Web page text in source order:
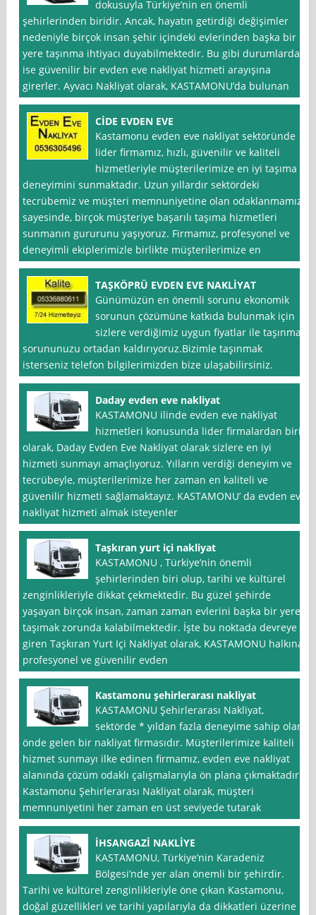
dokusuyla Türkiye’nin en önemli
şehirlerinden biridir. Ancak, hayatın getirdiği değişimler
nedeniyle birçok insan şehir içindeki evlerinden başka bir
yere taşınma ihtiyacı duyabilmektedir. Bu gibi durumlarda
ise güvenilir bir evden eve nakliyat hizmeti arayışına
girerler. Ayvacı Nakliyat olarak, KASTAMONU’da bulunan
CİDE EVDEN EVE
Kastamonu evden eve nakliyat sektöründe
lider firmamız, hızlı, güvenilir ve kaliteli
hizmetleriyle müşterilerimize en iyi taşıma
deneyimini sunmaktadır. Uzun yıllardır sektördeki
tecrübemiz ve müşteri memnuniyetine olan odaklanmamız
sayesinde, birçok müşteriye başarılı taşıma hizmetleri
sunmanın gururunu yaşıyoruz. Firmamız, profesyonel ve
deneyimli ekiplerimizle birlikte müşterilerimize en
TAŞKÖPRÜ EVDEN EVE NAKLİYAT
Günümüzün en önemli sorunu ekonomik
sorunun çözümüne katkıda bulunmak için
sizlere verdiğimiz uygun fiyatlar ile taşınma
sorununuzu ortadan kaldırıyoruz.Bizimle taşınmak
isterseniz telefon bilgilerimizden bize ulaşabilirsiniz.
Daday evden eve nakliyat
KASTAMONU ilinde evden eve nakliyat
hizmetleri konusunda lider firmalardan biri
olarak, Daday Evden Eve Nakliyat olarak sizlere en iyi
hizmeti sunmayı amaçlıyoruz. Yılların verdiği deneyim ve
tecrübeyle, müşterilerimize her zaman en kaliteli ve
güvenilir hizmeti sağlamaktayız. KASTAMONU’ da evden eve
nakliyat hizmeti almak isteyenler
Taşkıran yurt içi nakliyat
KASTAMONU , Türkiye’nin önemli
şehirlerinden biri olup, tarihi ve kültürel
zenginlikleriyle dikkat çekmektedir. Bu güzel şehirde
yaşayan birçok insan, zaman zaman evlerini başka bir yere
taşımak zorunda kalabilmektedir. İşte bu noktada devreye
giren Taşkıran Yurt Içi Nakliyat olarak, KASTAMONU halkına
profesyonel ve güvenilir evden
Kastamonu şehirlerarası nakliyat
KASTAMONU Şehirlerarası Nakliyat,
sektörde * yıldan fazla deneyime sahip olan
önde gelen bir nakliyat firmasıdır. Müşterilerimize kaliteli
hizmet sunmayı ilke edinen firmamız, evden eve nakliyat
alanında çözüm odaklı çalışmalarıyla ön plana çıkmaktadır.
Kastamonu Şehirlerarası Nakliyat olarak, müşteri
memnuniyetini her zaman en üst seviyede tutarak
İHSANGAZİ NAKLİYE
KASTAMONU, Türkiye’nin Karadeniz
Bölgesi’nde yer alan önemli bir şehirdir.
Tarihi ve kültürel zenginlikleriyle öne çıkan Kastamonu,
doğal güzellikleri ve tarihi yapılarıyla da dikkatleri üzerine